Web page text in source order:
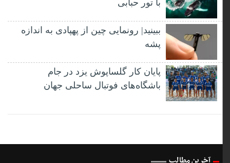
با تور حبابی
ببینید| رونمایی چین از پهپادی به اندازه
پشه
پایان کار گلساپوش یزد در جام
باشگاه‌های فوتبال ساحلی جهان